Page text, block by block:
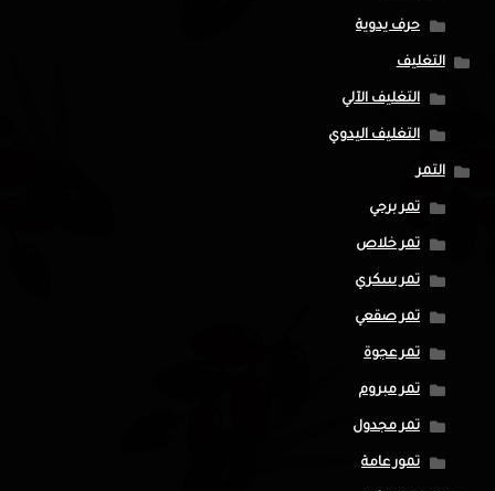
حرف يدوية
التغليف
التغليف الآلي
التغليف اليدوي
التمر
تمر برحي
تمر خلاص
تمر سكري
تمر صقعي
تمر عجوة
تمر مبروم
تمر مجدول
تمور عامة